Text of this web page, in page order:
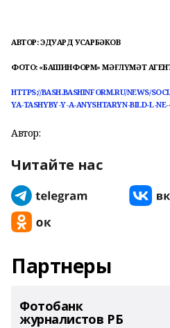
АВТОР: ЭДУАРД ҠУСҠАРБӘКОВ
ФОТО: «БАШИНФОРМ» МӘҒЛҮМӘТ
HTTPS://BASH.BASHINFORM.RU/NEWS/
YA-TASHYBY-Y-A-ANYSHTARYN-BILD-L-NE-
Автор:
Читайте нас
Партнеры
Фотобанк
журналистов РБ